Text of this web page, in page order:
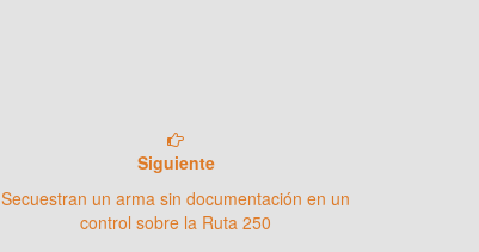
Siguiente
Secuestran un arma sin documentación en un
control sobre la Ruta 250